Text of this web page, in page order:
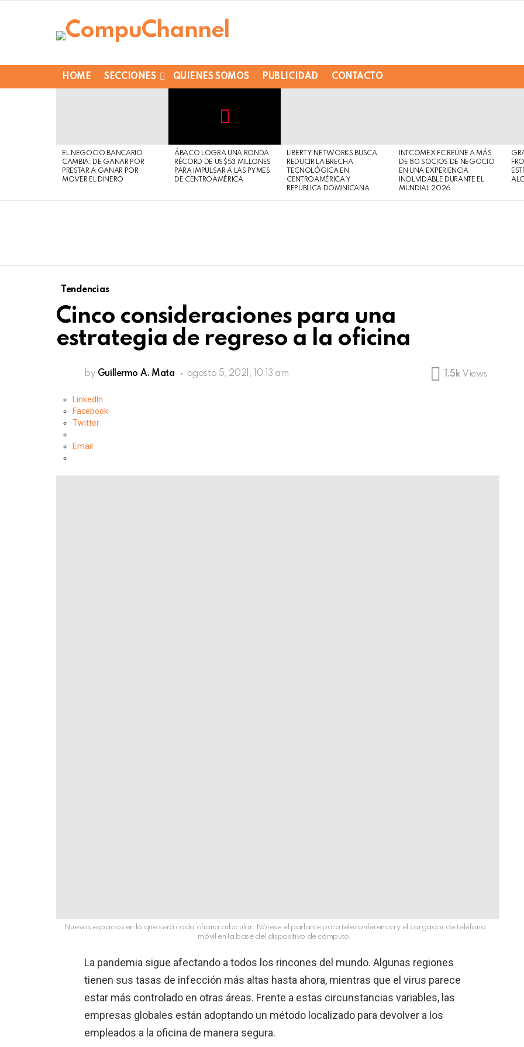
HOME SECCIONES QUIENES SOMOS PUBLICIDAD CONTACTO
EL NEGOCIO BANCARIO
CAMBIA: DE GANAR POR
PRESTAR A GANAR POR
MOVER EL DINERO
Safe
For
Work
view
this
post
ÁBACO LOGRA UNA RONDA
RÉCORD DE US$53 MILLONES
PARA IMPULSAR A LAS PYMES
DE CENTROAMÉRICA
LIBERTY NETWORKS BUSCA
REDUCIR LA BRECHA
TECNOLÓGICA EN
CENTROAMÉRICA Y
REPÚBLICA DOMINICANA
INTCOMEX FC REÚNE A MÁS
DE 80 SOCIOS DE NEGOCIO
EN UNA EXPERIENCIA
INOLVIDABLE DURANTE EL
MUNDIAL 2026
Tendencias
Cinco consideraciones para una
estrategia de regreso a la oficina
by Guillermo A. Mata agosto 5, 2021, 10:13 am 1.5k Views
LinkedIn
Facebook
Twitter
Email
Nuevos espacios en lo que será cada oficina cubicular. Nótese el parlante para teleconferencia y el cargador de teléfono
móvil en la base del dispositivo de cómputo.
La pandemia sigue afectando a todos los rincones del mundo. Algunas regiones
tienen sus tasas de infección más altas hasta ahora, mientras que el virus parece
estar más controlado en otras áreas. Frente a estas circunstancias variables, las
empresas globales están adoptando un método localizado para devolver a los
empleados a la oficina de manera segura.